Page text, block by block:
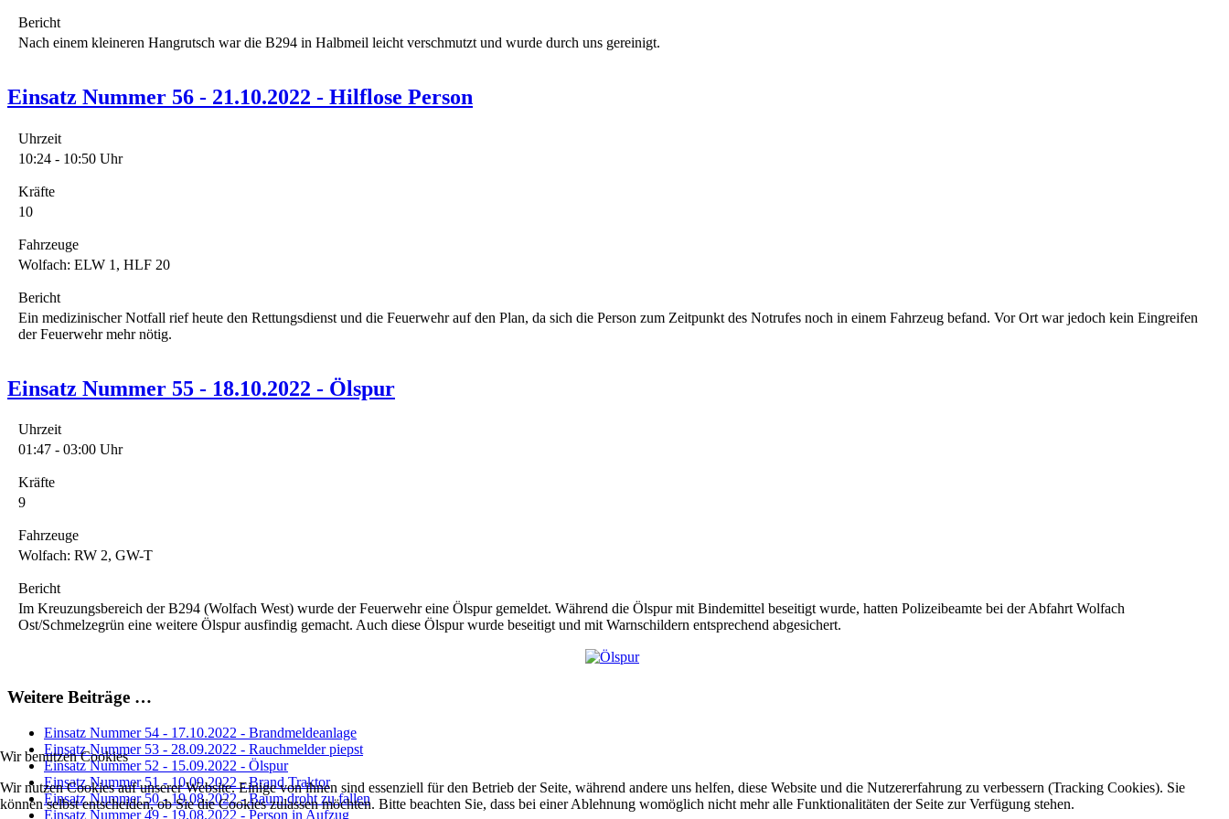
Bericht
Nach einem kleineren Hangrutsch war die B294 in Halbmeil leicht verschmutzt und wurde durch uns gereinigt.
Einsatz Nummer 56 - 21.10.2022 - Hilflose Person
Uhrzeit
10:24 - 10:50 Uhr
Kräfte
10
Fahrzeuge
Wolfach: ELW 1, HLF 20
Bericht
Ein medizinischer Notfall rief heute den Rettungsdienst und die Feuerwehr auf den Plan, da sich die Person zum Zeitpunkt des Notrufes noch in einem Fahrzeug befand. Vor Ort war jedoch kein Eingreifen
der Feuerwehr mehr nötig.
Einsatz Nummer 55 - 18.10.2022 - Ölspur
Uhrzeit
01:47 - 03:00 Uhr
Kräfte
9
Fahrzeuge
Wolfach: RW 2, GW-T
Bericht
Im Kreuzungsbereich der B294 (Wolfach West) wurde der Feuerwehr eine Ölspur gemeldet. Während die Ölspur mit Bindemittel beseitigt wurde, hatten Polizeibeamte bei der Abfahrt Wolfach
Ost/Schmelzegrün eine weitere Ölspur ausfindig gemacht. Auch diese Ölspur wurde beseitigt und mit Warnschildern entsprechend abgesichert.
Weitere Beiträge …
Einsatz Nummer 54 - 17.10.2022 - Brandmeldeanlage
Einsatz Nummer 53 - 28.09.2022 - Rauchmelder piepst
Einsatz Nummer 52 - 15.09.2022 - Ölspur
Einsatz Nummer 51 - 10.09.2022 - Brand Traktor
Einsatz Nummer 50 - 19.08.2022 - Baum droht zu fallen
Einsatz Nummer 49 - 19.08.2022 - Person in Aufzug
Wir benutzen Cookies
Wir nutzen Cookies auf unserer Website. Einige von ihnen sind essenziell für den Betrieb der Seite, während andere uns helfen, diese Website und die Nutzererfahrung zu verbessern (Tracking Cookies). Sie
können selbst entscheiden, ob Sie die Cookies zulassen möchten. Bitte beachten Sie, dass bei einer Ablehnung womöglich nicht mehr alle Funktionalitäten der Seite zur Verfügung stehen.